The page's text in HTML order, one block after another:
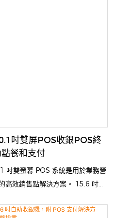
吋雙屏POS收銀POS終
餐和支付
吋雙螢幕 POS 系統是用於業務營
高效銷售點解決方案。 15.6 吋的
詳細資料、促銷資訊和付款資訊。